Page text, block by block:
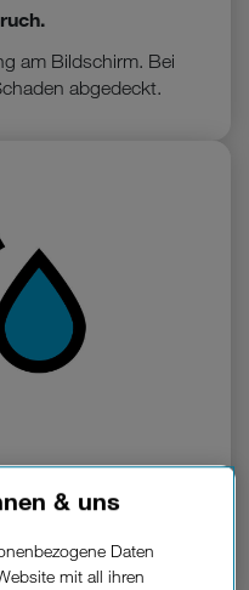
am Bildschirm. Bei
abgedeckt.
Glas oder ein
Schutz hilft.
& uns
Daten
mit all ihren